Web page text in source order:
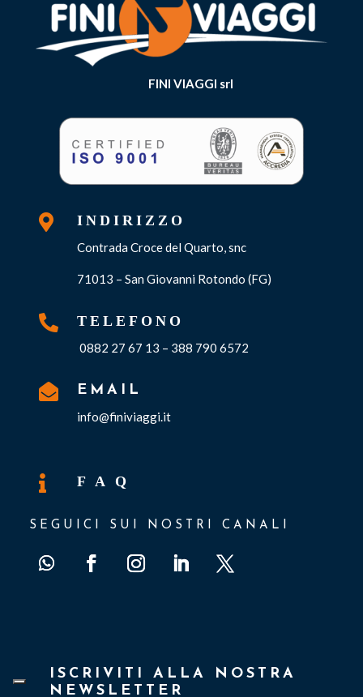
FINI VIAGGI srl
 INDIRIZZO
Contrada Croce del Quarto, snc
71013 – San Giovanni Rotondo (FG)
 TELEFONO
0882 27 67 13 – 388 790 6572
 EMAIL
info@finiviaggi.it
 F A Q
SEGUICI SUI NOSTRI CANALI
ISCRIVITI ALLA NOSTRA
NEWSLETTER